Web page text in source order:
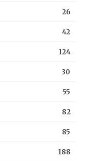
26
42
124
30
55
82
85
188